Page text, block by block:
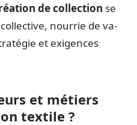
de collection se
nourrie de va-
et exigences
et métiers
textile ?